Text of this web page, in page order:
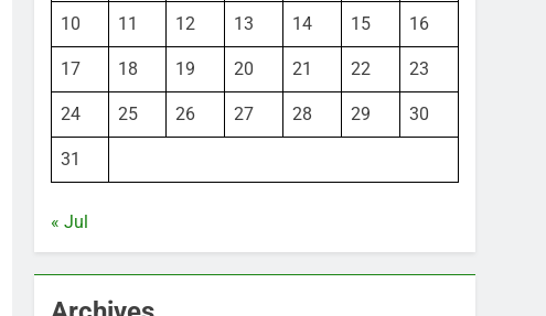
10 11 12 13 14 15 16
17 18 19 20 21 22 23
24 25 26 27 28 29 30
31
« Jul